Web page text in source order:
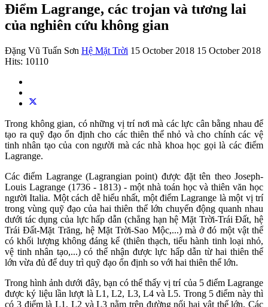
Điểm Lagrange, các trojan và tương lai
của nghiên cứu không gian
Đặng Vũ Tuấn Sơn Hệ Mặt Trời 15 October 2018 15 October 2018
Hits: 10110
Trong không gian, có những vị trí nơi mà các lực cân bằng nhau để
tạo ra quỹ đạo ổn định cho các thiên thể nhỏ và cho chính các vệ
tinh nhân tạo của con người mà các nhà khoa học gọi là các điểm
Lagrange.
Các điểm Lagrange (Lagrangian point) được đặt tên theo Joseph-
Louis Lagrange (1736 - 1813) - một nhà toán học và thiên văn học
người Italia. Một cách dễ hiểu nhất, một điểm Lagrange là một vị trí
trong vùng quỹ đạo của hai thiên thể lớn chuyển động quanh nhau
dưới tác dụng của lực hấp dẫn (chẳng hạn hệ Mặt Trời-Trái Đất, hệ
Trái Đất-Mặt Trăng, hệ Mặt Trời-Sao Mộc,...) mà ở đó một vật thể
có khối lượng không đáng kể (thiên thạch, tiểu hành tinh loại nhỏ,
vệ tinh nhân tạo,...) có thể nhận được lực hấp dẫn từ hai thiên thể
lớn vừa đủ để duy trì quỹ đạo ổn định so với hai thiên thể lớn.
Trong hình ảnh dưới đây, bạn có thể thấy vị trí của 5 điểm Lagrange
được ký liệu lần lượt là L1, L2, L3, L4 và L5. Trong 5 điểm này thì
có 3 điểm là L1, L2 và L3 nằm trên đường nối hai vật thể lớn. Các